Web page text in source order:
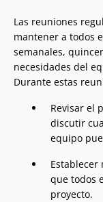
Las reuniones
mantener a todos
semanales,
necesidades del
Durante estas
Revisar el
discutir
equipo
Establecer
que todos
proyecto.